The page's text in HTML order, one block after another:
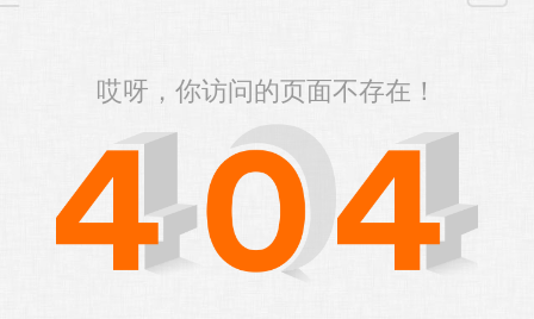
哎呀，你访问的页面不存在！